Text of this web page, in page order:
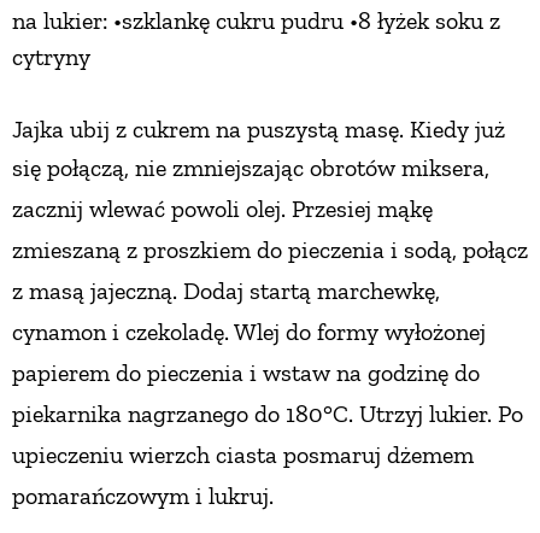
na lukier: •szklankę cukru pudru •8 łyżek soku z
cytryny
Jajka ubij z cukrem na puszystą masę. Kiedy już
się połączą, nie zmniejszając obrotów miksera,
zacznij wlewać powoli olej. Przesiej mąkę
zmieszaną z proszkiem do pieczenia i sodą, połącz
z masą jajeczną. Dodaj startą marchewkę,
cynamon i czekoladę. Wlej do formy wyłożonej
papierem do pieczenia i wstawna godzinę do
piekarnika nagrzanego do 180°C. Utrzyj lukier. Po
upieczeniu wierzch ciasta posmaruj dżemem
pomarańczowym i lukruj.